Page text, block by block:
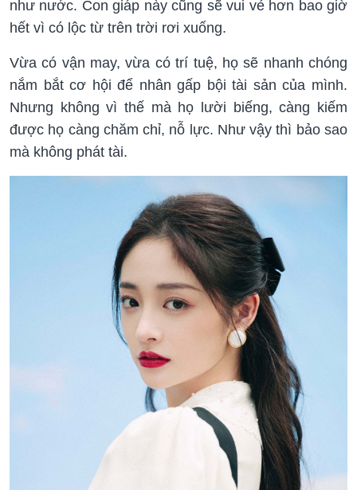
như nước. Con giáp này cũng sẽ vui vẻ hơn bao giờ
hết vì có lộc từ trên trời rơi xuống.
Vừa có vận may, vừa có trí tuệ, họ sẽ nhanh chóng
nắm bắt cơ hội để nhân gấp bội tài sản của mình.
Nhưng không vì thế mà họ lười biếng, càng kiếm
được họ càng chăm chỉ, nỗ lực. Như vậy thì bảo sao
mà không phát tài.